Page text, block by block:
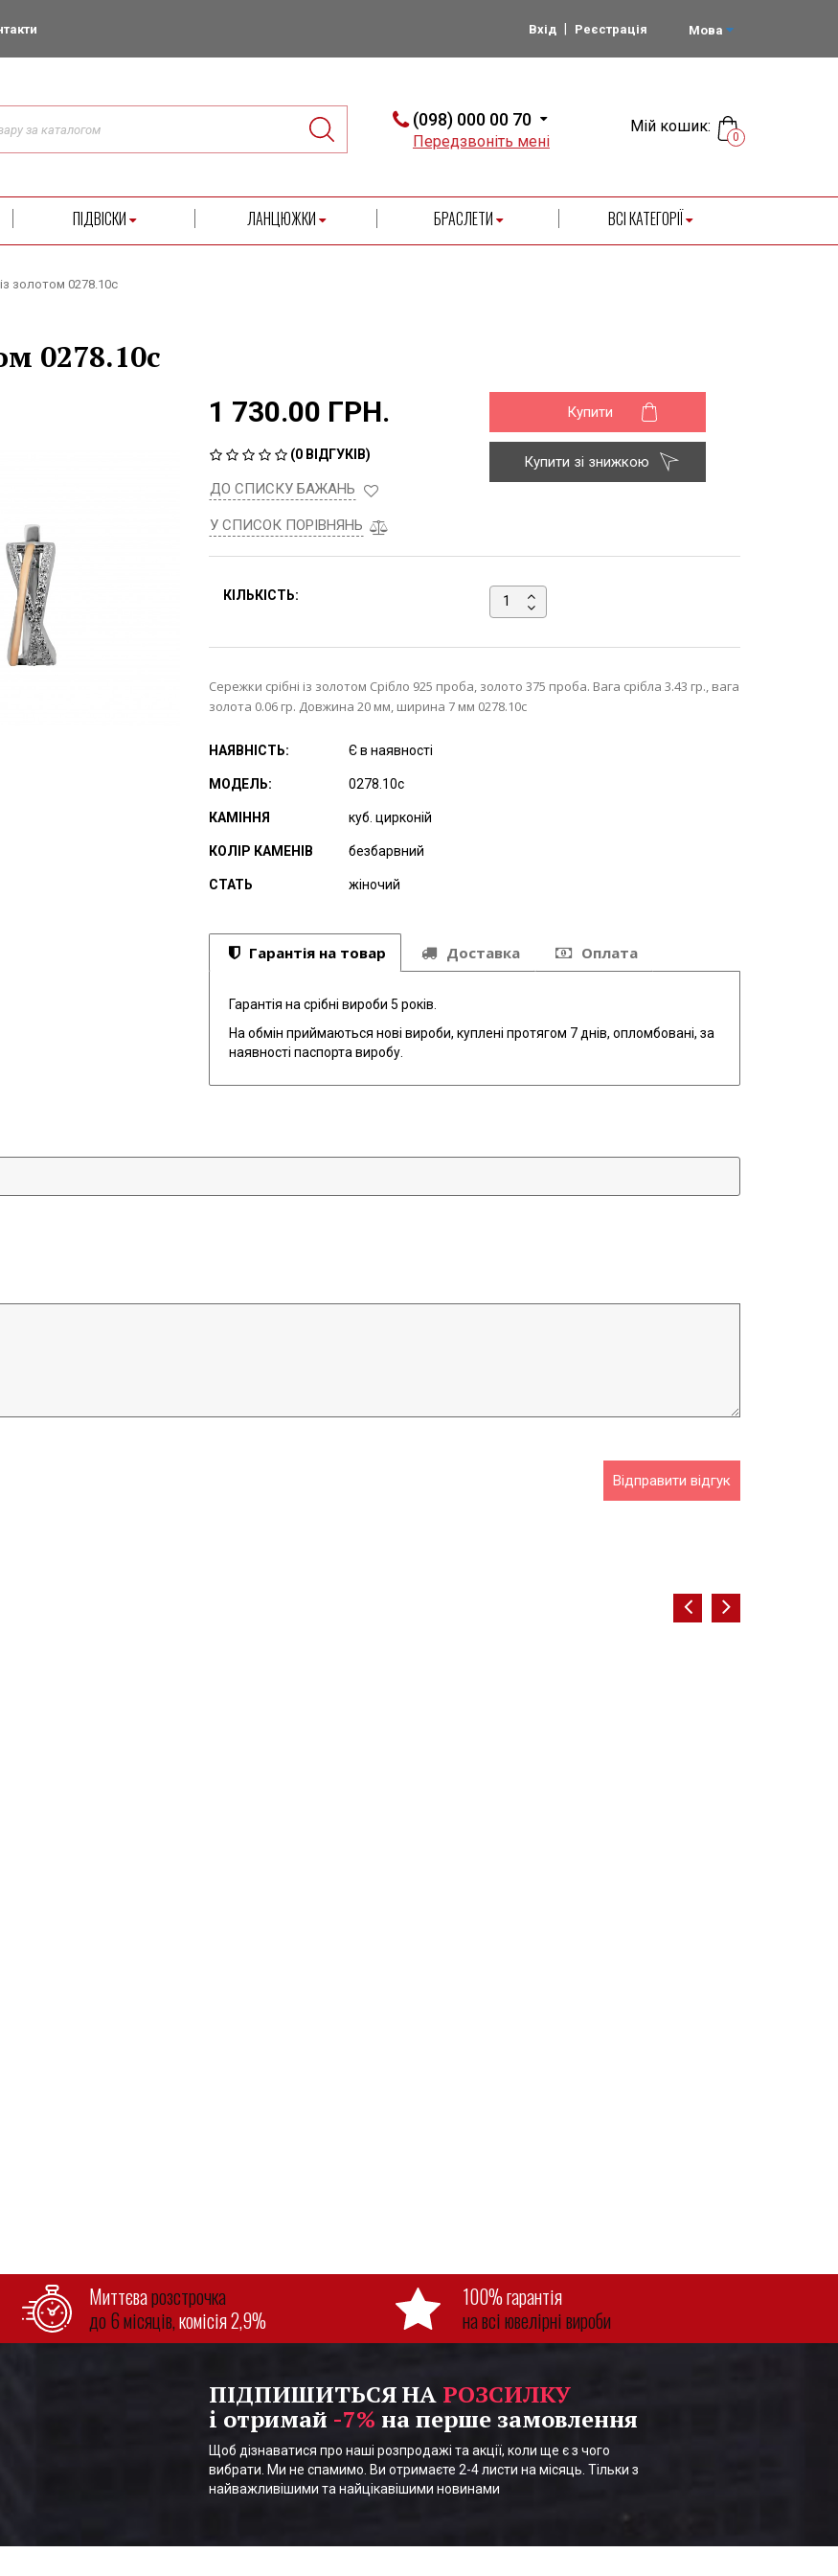
Вхід| Реєстрація Мова
(098) 000 00 70
Передзвоніть мені
Мій кошик:
0
ПІДВІСКИ ЛАНЦЮЖКИ БРАСЛЕТИ ВСІ КАТЕГОРІЇ
золотом 0278.10с
0278.10с
1 730.00 ГРН.
(0 ВІДГУКІВ)
ДО СПИСКУ БАЖАНЬ
У СПИСОК ПОРІВНЯНЬ
Купити
Купити зі знижкою
КІЛЬКІСТЬ:
Сережки срібні із золотом Срібло 925 проба, золото 375 проба. Вага срібла 3.43 гр., вага
золота 0.06 гр. Довжина 20 мм, ширина 7 мм 0278.10с
НАЯВНІСТЬ: Є в наявності
МОДЕЛЬ: 0278.10с
КАМІННЯ куб. цирконій
КОЛІР КАМЕНІВ безбарвний
СТАТЬ жіночий
Гарантія на товар Доставка Оплата
Гарантія на срібні вироби 5 років.
На обмін приймаються нові вироби, куплені протягом 7 днів, опломбовані, за
наявності паспорта виробу.
Відправити відгук
Миттєварозстрочка
до 6 місяців,комісія 2,9%
100% гарантія
на всі ювелірні вироби
ПІДПИШИТЬСЯ НА РОЗСИЛКУ
і отримай -7% на перше замовлення
Щоб дізнаватися про наші розпродажі та акції, коли ще є з чого
вибрати. Ми не спамимо. Ви отримаєте 2-4 листи на місяць. Тільки з
найважливішими та найцікавішими новинами